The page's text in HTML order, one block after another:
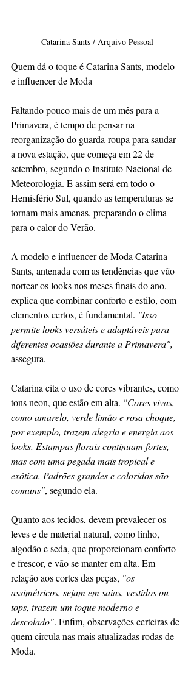
Catarina Sants / Arquivo Pessoal
Quem dá o toque é Catarina Sants, modelo
e influencer de Moda
Faltando pouco mais de um mês para a
Primavera, é tempo de pensar na
reorganização do guarda-roupa para saudar
a nova estação, que começa em 22 de
setembro, segundo o Instituto Nacional de
Meteorologia. E assim será em todo o
Hemisfério Sul, quando as temperaturas se
tornam mais amenas, preparando o clima
para o calor do Verão.
A modelo e influencer de Moda Catarina
Sants, antenada com as tendências que vão
nortear os looks nos meses finais do ano,
explica que combinar conforto e estilo, com
elementos certos, é fundamental. "Isso
permite looks versáteis e adaptáveis para
diferentes ocasiões durante a Primavera",
assegura.
Catarina cita o uso de cores vibrantes, como
tons neon, que estão em alta. "Cores vivas,
como amarelo, verde limão e rosa choque,
por exemplo, trazem alegria e energia aos
looks. Estampas florais continuam fortes,
mas com uma pegada mais tropical e
exótica. Padrões grandes e coloridos são
comuns", segundo ela.
Quanto aos tecidos, devem prevalecer os
leves e de material natural, como linho,
algodão e seda, que proporcionam conforto
e frescor, e vão se manter em alta. Em
relação aos cortes das peças, "os
assimétricos, sejam em saias, vestidos ou
tops, trazem um toque moderno e
descolado". Enfim, observações certeiras de
quem circula nas mais atualizadas rodas de
Moda.